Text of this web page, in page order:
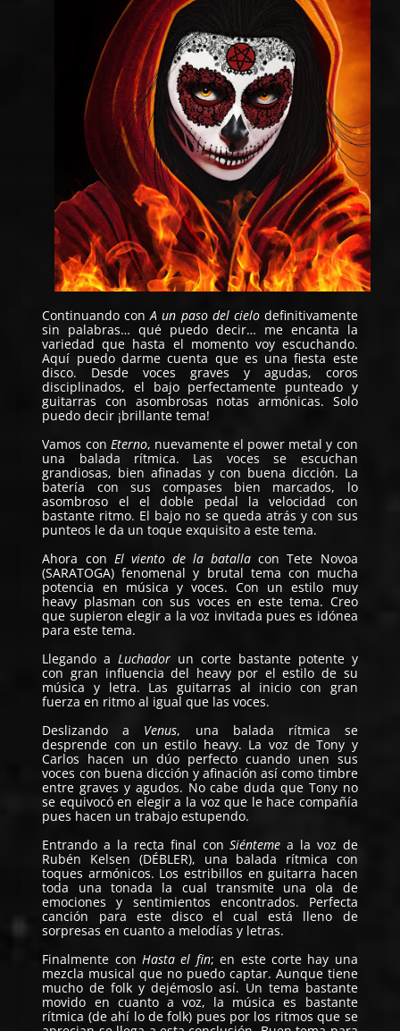
Continuando conA un paso del cielodefinitivamente
sin palabras… qué puedo decir… me encanta la
variedad que hasta el momento voy escuchando.
Aquí puedo darme cuenta que es una fiesta este
disco. Desde voces graves y agudas, coros
disciplinados, el bajo perfectamente punteado y
guitarras con asombrosas notas armónicas. Solo
puedo decir ¡brillante tema!
Vamos con Eterno, nuevamente el power metal y con
una balada rítmica. Las voces se escuchan
grandiosas, bien afinadas y con buena dicción. La
batería con sus compases bien marcados, lo
asombroso el el doble pedal la velocidad con
bastante ritmo. El bajo no se queda atrás y con sus
punteos le da un toque exquisito a este tema.
Ahora con El viento de la batalla con Tete Novoa
(SARATOGA) fenomenal y brutal tema con mucha
potencia en música y voces. Con un estilo muy
heavy plasman con sus voces en este tema. Creo
que supieron elegir a la voz invitada pues es idónea
para este tema.
Llegando a Luchador un corte bastante potente y
con gran influencia del heavy por el estilo de su
música y letra. Las guitarras al inicio con gran
fuerza en ritmo al igual que las voces.
Deslizando a Venus, una balada rítmica se
desprende con un estilo heavy. La voz de Tony y
Carlos hacen un dúo perfecto cuando unen sus
voces con buena dicción y afinación así como timbre
entre graves y agudos. No cabe duda que Tony no
se equivocó en elegir a la voz que le hace compañía
pues hacen un trabajo estupendo.
Entrando a la recta final conSiénteme a la voz de
Rubén Kelsen (DÉBLER), una balada rítmica con
toques armónicos. Los estribillos en guitarra hacen
toda una tonada la cual transmite una ola de
emociones y sentimientos encontrados. Perfecta
canción para este disco el cual está lleno de
sorpresas en cuanto a melodías y letras.
Finalmente con Hasta el fin; en este corte hay una
mezcla musical que no puedo captar. Aunque tiene
mucho de folk y dejémoslo así. Un tema bastante
movido en cuanto a voz, la música es bastante
rítmica (de ahí lo de folk) pues por los ritmos que se